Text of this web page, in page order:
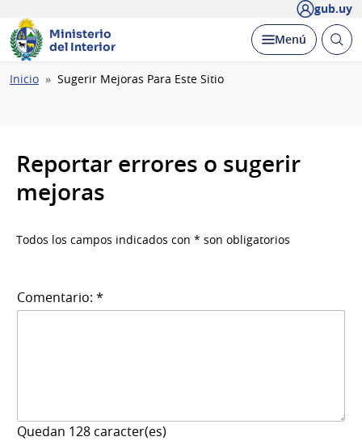
gub.uy
Ministerio
del Interior
Desplegar
Menú Abrir
Ruta
Inicio Sugerir Mejoras Para Este Sitio
Reportar errores o sugerir
mejoras
Todos los campos indicados con * son obligatorios
Comentario: *
Quedan 128 caracter(es)